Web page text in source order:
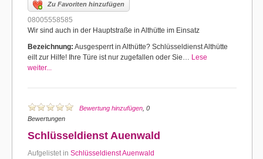
Zu Favoriten hinzufügen
08005558585
Wir sind auch in der Hauptstraße in Althütte im Einsatz
Bezeichnung: Ausgesperrt in Althütte? Schlüsseldienst Althütte
eilt zur Hilfe! Ihre Türe ist nur zugefallen oder Sie… Lese
weiter...
Bewertung hinzufügen , 0
Bewertungen
Schlüsseldienst Auenwald
Aufgelistet in Schlüsseldienst Auenwald